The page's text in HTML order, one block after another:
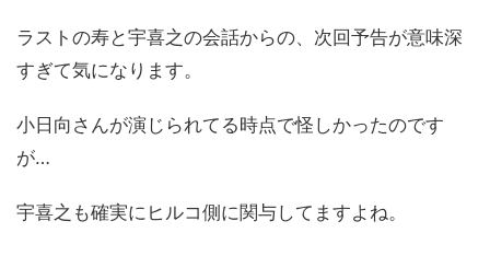
ラストの寿と宇喜之の会話からの、次回予告が意味深
すぎて気になります。
小日向さんが演じられてる時点で怪しかったのです
が…
宇喜之も確実にヒルコ側に関与してますよね。